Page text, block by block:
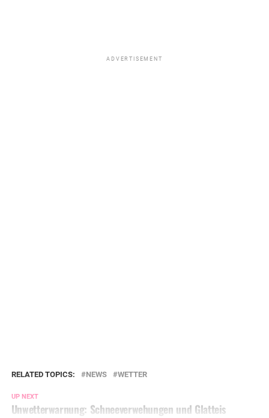
ADVERTISEMENT
RELATED TOPICS: NEWS WETTER
UP NEXT
Unwetterwarnung: Schneeverwehungen und Glatteis